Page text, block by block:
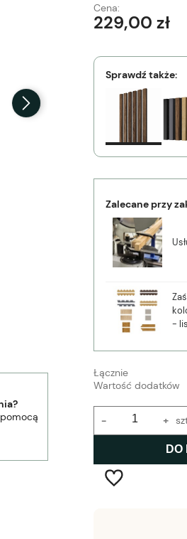
Cena:
229,00 zł
Sprawdź także:
Zalecane przy
-
Łącznie
Wartość dodatków
+
-
DO